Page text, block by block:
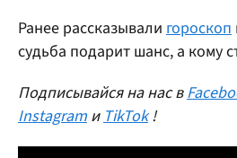
Ранее рассказывали гороскоп
судьба подарит шанс, а кому
Подписывайся на нас в
Instagram иTikTok !